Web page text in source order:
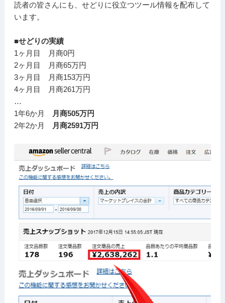
読者の皆さんにも、せどりに役立つツール情報を配布して
います。
■せどりの実績
1ヶ月目 月商0円
2ヶ月目 月商65万円
3ヶ月目 月商153万円
4ヶ月目 月商261万円
…
1年6か月
月商505万円
2年2か月
月商2591万円